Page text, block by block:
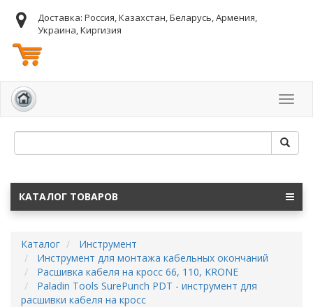
Доставка: Россия, Казахстан, Беларусь, Армения,
Украина, Киргизия
КАТАЛОГ ТОВАРОВ
Каталог
Инструмент
Инструмент для монтажа кабельных окончаний
Расшивка кабеля на кросс 66, 110, KRONE
Paladin Tools SurePunch PDT - инструмент для
расшивки кабеля на кросс